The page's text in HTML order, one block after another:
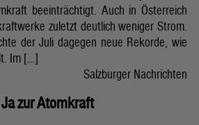
beeinträchtigt. Auch in Österreich
zuletzt deutlich weniger Strom.
der Juli dagegen neue Rekorde, wie
Im […]
Salzburger Nachrichten
zur Atomkraft